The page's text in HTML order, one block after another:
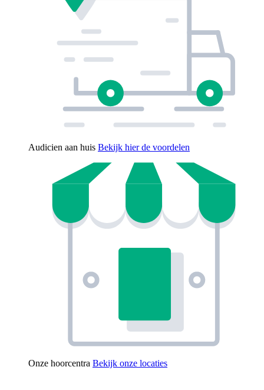
Audicien aan huis Bekijk hier de voordelen
Onze hoorcentra Bekijk onze locaties